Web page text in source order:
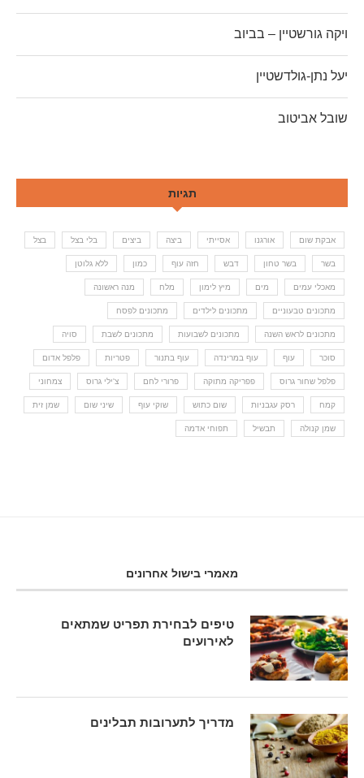
ויקה גורשטיין – בביוב
יעל נתן-גולדשטיין
שובל אביטוב
תגיות
אבקת שום אורגנו אסייתי ביצה ביצים בלי בצל בצל
בשר בשר טחון דבש חזה עוף כמון ללא גלוטן
מאכלי עמים מים מיץ לימון מלח מנה ראשונה
מתכונים טבעוניים מתכונים לילדים מתכונים לפסח
מתכונים לראש השנה מתכונים לשבועות מתכונים לשבת סויה
סוכר עוף עוף במרינדה עוף בתנור פטריות פלפל אדום
פלפל שחור גרוס פפריקה מתוקה פרורי לחם צ'ילי גרוס צמחוני
קמח רסק עגבניות שום כתוש שוקי עוף שיני שום שמן זית
שמן קנולה תבשיל תפוחי אדמה
מאמרי בישול אחרונים
טיפים לבחירת תפריט שמתאים
לאירועים
מדריך לתערובות תבלינים